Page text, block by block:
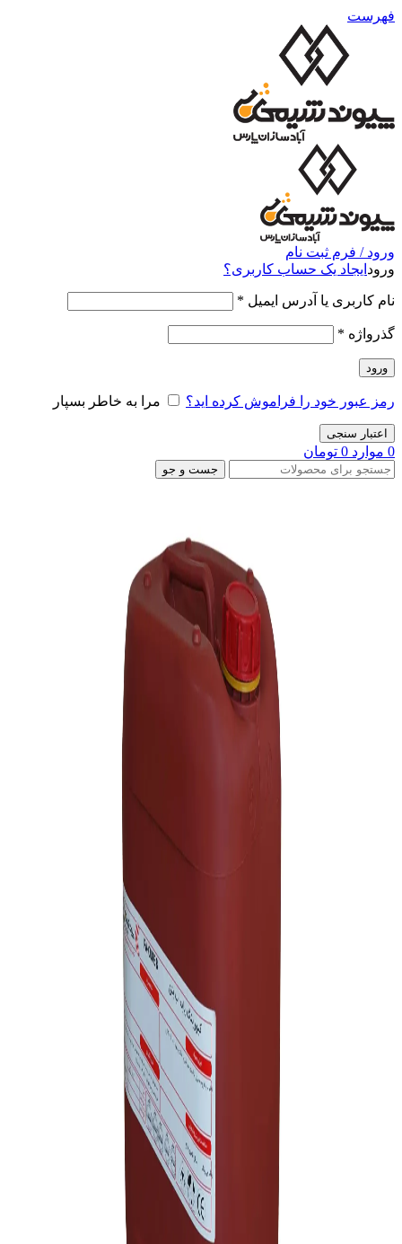
فهرست
ورود / فرم ثبت نام
ورود ایجاد یک حساب کاربری؟
نام کاربری یا آدرس ایمیل *
گذرواژه *
ورود
رمز عبور خود را فراموش کرده اید؟ مرا به خاطر بسپار
اعتبار سنجی
0 موارد 0 تومان
جست و جو